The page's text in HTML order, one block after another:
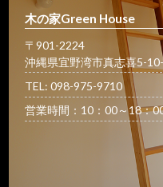
木の家Green House
〒901-2224
沖縄県宜野湾市真志喜5-
TEL: 098-975-9710
営業時間：10：00～18：